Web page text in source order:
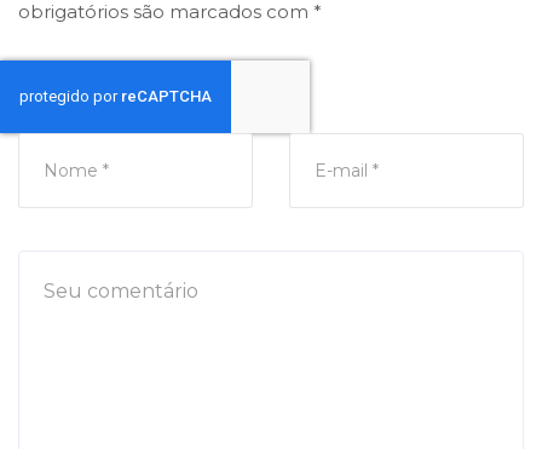
obrigatórios são marcados com *